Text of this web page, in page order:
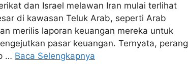
dan Israel melawan Iran mulai terlihat
di kawasan Teluk Arab, seperti Arab
merilis laporan keuangan mereka untuk
pasar keuangan. Ternyata, perang
… Baca Selengkapnya